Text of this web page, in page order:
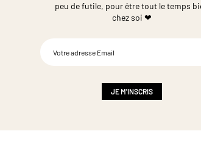
peu de futile, pour être tout le temps
chez soi ❤
JE M'INSCRIS